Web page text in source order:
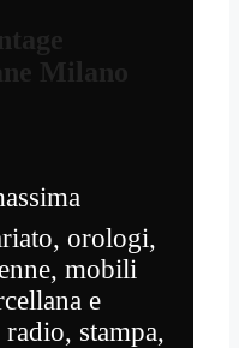
Milano
orologi,
mobili
e
stampa,